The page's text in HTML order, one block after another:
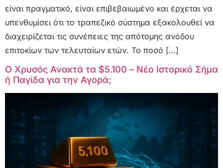
είναι πραγματικό, είναι επιβεβαιωμένο και έρχεται να
υπενθυμίσει ότι το τραπεζικό σύστημα εξακολουθεί να
διαχειρίζεται τις συνέπειες της απότομης ανόδου
επιτοκίων των τελευταίων ετών. Το ποσό […]
Ο Χρυσός Ανακτά τα $5.100 – Νέο Ιστορικό Σήμα
ή Παγίδα για την Αγορά;